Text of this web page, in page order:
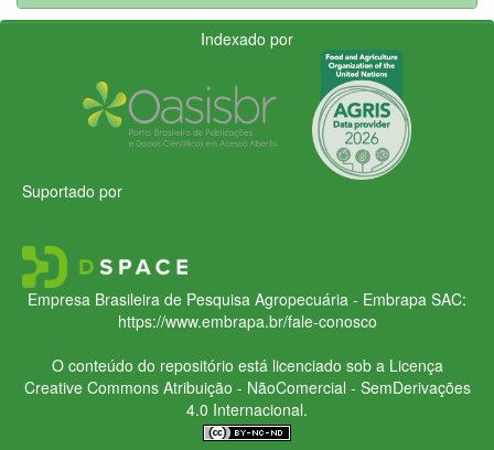
Indexado por
Suportado por
Empresa Brasileira de Pesquisa Agropecuária - Embrapa SAC:
https://www.embrapa.br/fale-conosco
O conteúdo do repositório está licenciado sob a Licença
Creative CommonsAtribuição - NãoComercial - SemDerivações
4.0 Internacional.